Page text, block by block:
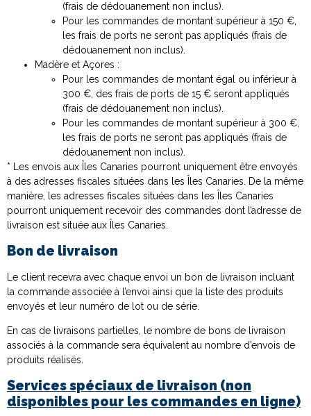
(frais de dédouanement non inclus).
Pour les commandes de montant supérieur à 150 €,
les frais de ports ne seront pas appliqués (frais de
dédouanement non inclus).
Madère et Açores :
Pour les commandes de montant égal ou inférieur à
300 €, des frais de ports de 15 € seront appliqués
(frais de dédouanement non inclus).
Pour les commandes de montant supérieur à 300 €,
les frais de ports ne seront pas appliqués (frais de
dédouanement non inclus).
* Les envois aux Îles Canaries pourront uniquement être envoyés
à des adresses fiscales situées dans les Îles Canaries. De la même
manière, les adresses fiscales situées dans les Îles Canaries
pourront uniquement recevoir des commandes dont l’adresse de
livraison est située aux Îles Canaries.
Bon de livraison
Le client recevra avec chaque envoi un bon de livraison incluant
la commande associée à l’envoi ainsi que la liste des produits
envoyés et leur numéro de lot ou de série.
En cas de livraisons partielles, le nombre de bons de livraison
associés à la commande sera équivalent au nombre d’envois de
produits réalisés.
Services spéciaux de livraison (non
disponibles pour les commandes en ligne)